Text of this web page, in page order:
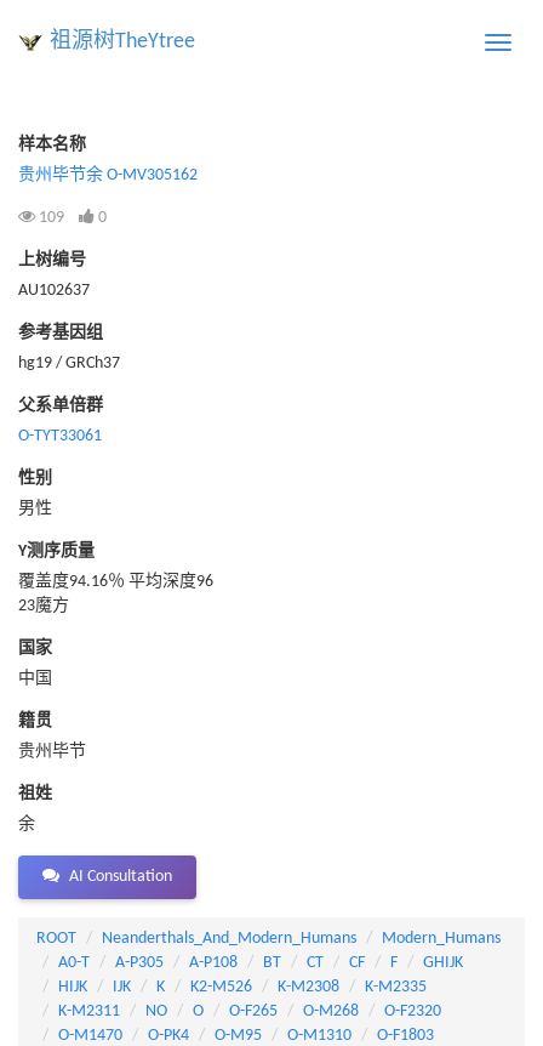
Toggle
祖源树TheYtree
样本名称
贵州毕节余 O-MV305162
109 0
上树编号
AU102637
参考基因组
hg19 / GRCh37
父系单倍群
O-TYT33061
性别
男性
Y测序质量
覆盖度94.16％ 平均深度96
23魔方
国家
中国
籍贯
贵州毕节
祖姓
余
AI Consultation
ROOT Neanderthals_And_Modern_Humans
Modern_Humans
A0-T
A-P305 A-P108 BT CT CF F
GHIJK
HIJK
IJK K K2-M526 K-M2308
K-M2335
K-M2311
NO O O-F265 O-M268
O-F2320
O-M1470
O-PK4 O-M95 O-M1310
O-F1803